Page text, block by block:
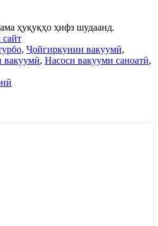
ҳуқуқҳо ҳифз шудаанд.
, Ҷойгиркунии вакуумӣ,
вакуумӣ, Насоси вакууми саноатӣ,